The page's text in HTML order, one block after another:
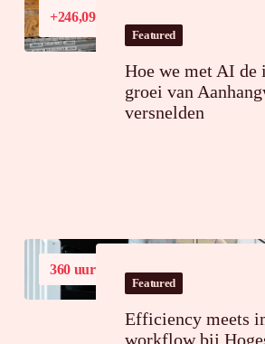
+246,09%
in Frankrijk
Featured
Hoe we met AI de
groei van
versnelden
360 uurtijdsbesparing op jaarbasis
Featured
Efficiency meets
workflow bij